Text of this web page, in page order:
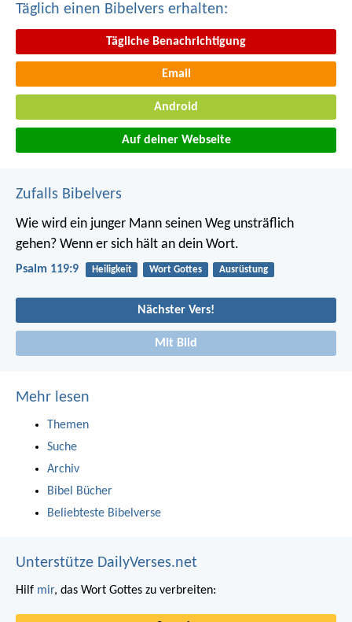
Täglich einen Bibelvers erhalten:
Tägliche Benachrichtigung
Email
Android
Auf deiner Webseite
Zufalls Bibelvers
Wie wird ein junger Mann seinen Weg unsträflich
gehen? Wenn er sich hält an dein Wort.
Psalm 119:9 Heiligkeit Wort Gottes Ausrüstung
Nächster Vers!
Mit Bild
Mehr lesen
Themen
Suche
Archiv
Bibel Bücher
Beliebteste Bibelverse
Unterstütze DailyVerses.net
Hilf mir, das Wort Gottes zu verbreiten: